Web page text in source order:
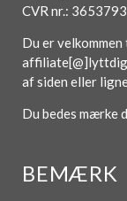
CVR nr.:
Du er
af siden eller
Du bedes mærke
BEMÆRK